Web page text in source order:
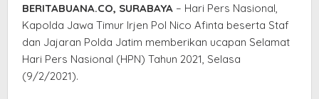
BERITABUANA.CO, SURABAYA – Hari Pers Nasional,
Kapolda Jawa Timur Irjen Pol Nico Afinta beserta Staf
dan Jajaran Polda Jatim memberikan ucapan Selamat
Hari Pers Nasional (HPN) Tahun 2021, Selasa
(9/2/2021).